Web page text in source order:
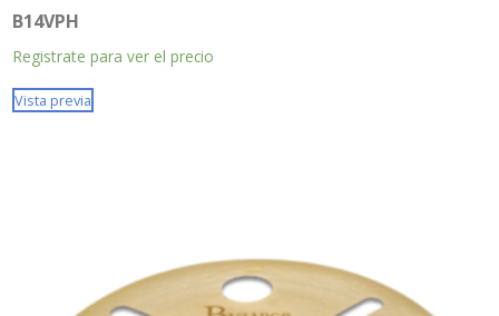
B14VPH
Registrate para ver el precio
Vista previa